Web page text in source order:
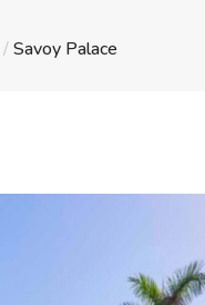
/ Savoy Palace